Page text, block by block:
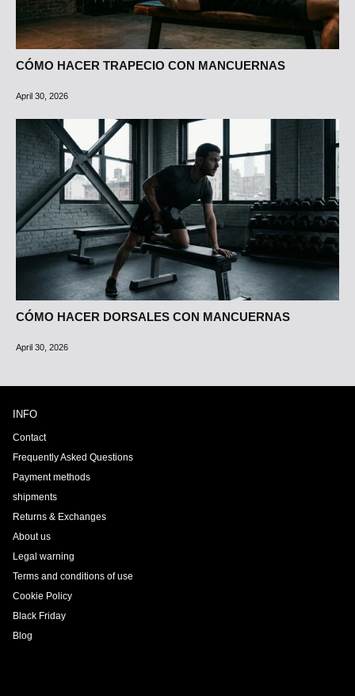
CÓMO HACER TRAPECIO CON MANCUERNAS
April 30, 2026
CÓMO HACER DORSALES CON MANCUERNAS
April 30, 2026
INFO
Contact
Frequently Asked Questions
Payment methods
shipments
Returns & Exchanges
About us
Legal warning
Terms and conditions of use
Cookie Policy
Black Friday
Blog